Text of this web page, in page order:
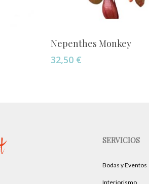
Añadir Al Carrito
Nepenthes Monkey
32,50 €
SERVICIOS
Bodas y Eventos
Interiorismo